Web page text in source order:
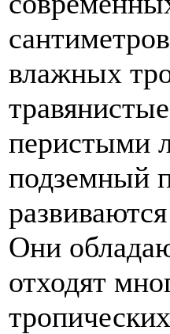
влажных
перистыми
подземный
Они
отходят